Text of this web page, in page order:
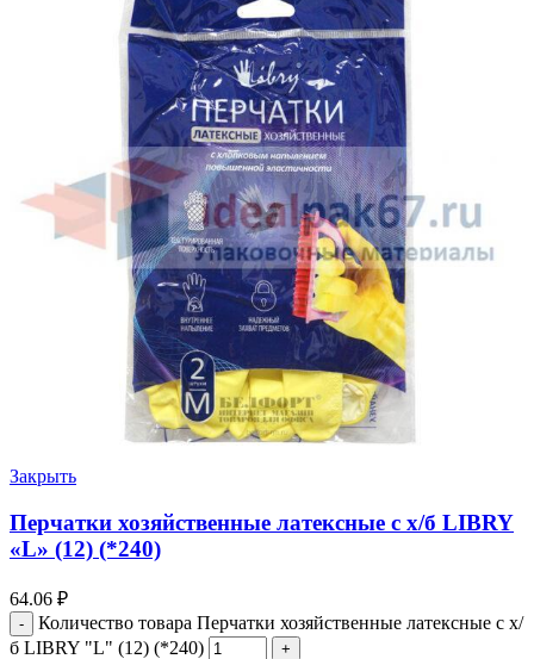
Закрыть
Перчатки хозяйственные латексные с х/б LIBRY
«L» (12) (*240)
64.06 ₽
Количество товара Перчатки хозяйственные латексные с х/
б LIBRY "L" (12) (*240)